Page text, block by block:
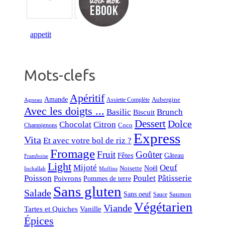
Mots-clefs
Agneau Amande Apéritif Assiette Complète Aubergine
Avec les doigts ... Basilic Biscuit Brunch
Champignons Chocolat Citron Coco DessertDolce
Vita Et avec votre bol de riz ? Express
Framboise FromageFruit Fêtes Goûter Gâteau
Inchallah Light Mijoté Muffins Noisette Noël Oeuf
Poisson Poivrons Pommes de terre Poulet Pâtisserie
Salade Sans gluten Sans oeuf Sauce Saumon
Tartes et Quiches Vanille ViandeVégétarien
Épices